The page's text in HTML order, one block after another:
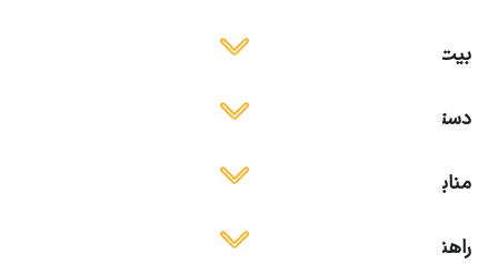
بیت ایمن
دسترسی آسان
منابع آموزشی
راهنمای استفاده